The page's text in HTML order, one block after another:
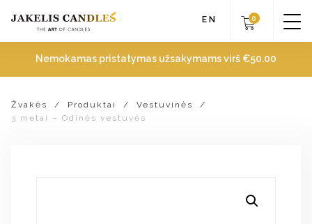
Nemokamas pristatymas užsakymams virš €50.00
EN 0
Žvakės / Produktai / Vestuvinės
/
3 metai – Odinės vestuvės